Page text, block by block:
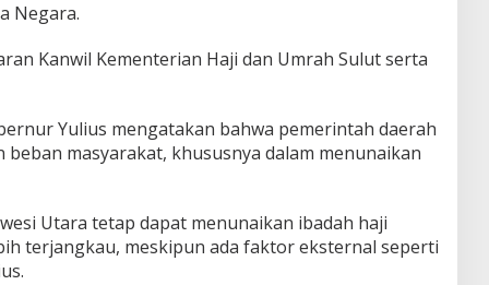
Negara.
Kanwil Kementerian Haji dan Umrah Sulut serta
Yulius mengatakan bahwa pemerintah daerah
masyarakat, khususnya dalam menunaikan
Utara tetap dapat menunaikan ibadah haji
terjangkau, meskipun ada faktor eksternal seperti